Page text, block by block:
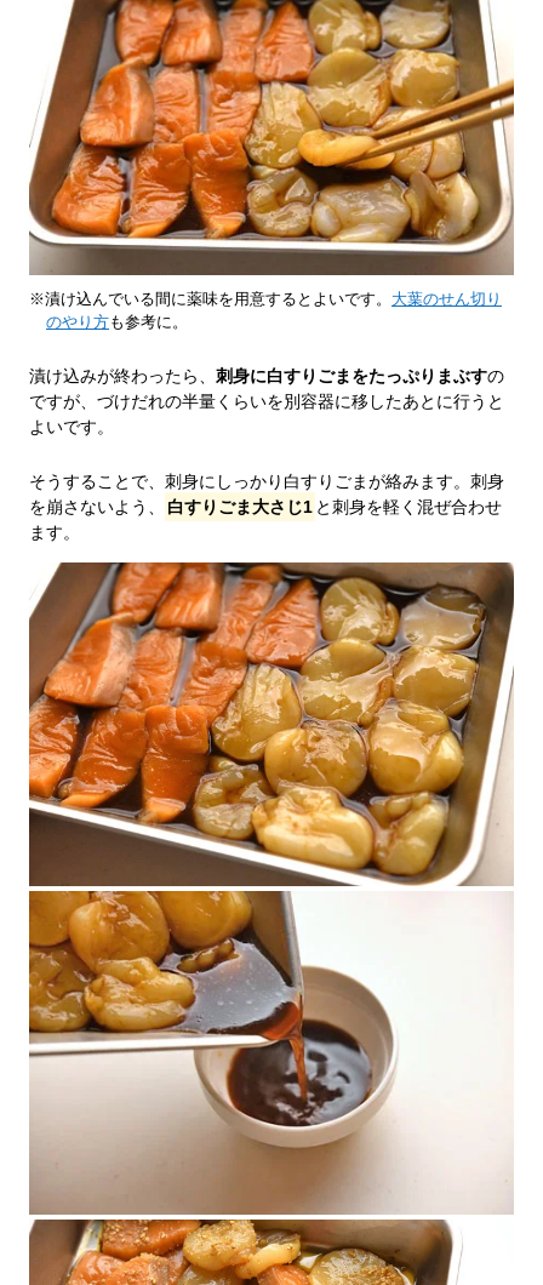
※漬け込んでいる間に薬味を用意するとよいです。 大葉のせん切り
のやり方も参考に。
漬け込みが終わったら、 刺身に白すりごまをたっぷりまぶすの
ですが、づけだれの半量くらいを別容器に移したあとに行うと
よいです。
そうすることで、刺身にしっかり白すりごまが絡みます。刺身
を崩さないよう、
白すりごま大さじ1 と刺身を軽く混ぜ合わせ
ます。